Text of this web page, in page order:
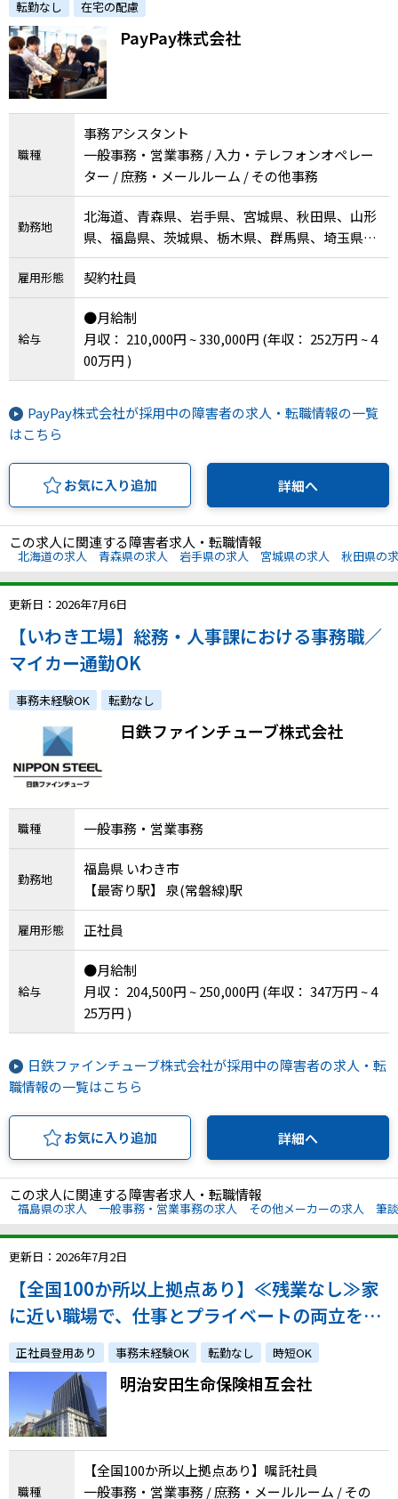
リアを一緒に考えませんか？
転勤なし 在宅の配慮
PayPay株式会社
職種
事務アシスタント
一般事務・営業事務 / 入力・テレフォンオペレー
ター / 庶務・メールルーム / その他事務
勤務地
北海道、青森県、岩手県、宮城県、秋田県、山形
県、福島県、茨城県、栃木県、群馬県、埼玉県、
千葉県、東京都、神奈川県、新潟県、富山県、石
川県、福井県、山梨県、長野県、岐阜県、静岡
県、愛知県、三重県、滋賀県、京都府、大阪府、
兵庫県、奈良県、和歌山県、鳥取県、島根県、岡
山県、広島県、山口県、徳島県、香川県、愛媛
県、高知県、福岡県、佐賀県、長崎県、熊本県、
大分県、宮崎県、鹿児島県、沖縄県
雇用形態 契約社員
給与
●月給制
月収： 210,000円 ~ 330,000円 (年収： 252万円 ~ 4
00万円 )
PayPay株式会社が採用中の障害者の求人・転職情報の一覧
はこちら
お気に入り追加 詳細へ
この求人に関連する障害者求人・転職情報
北海道の求人 青森県の求人 岩手県の求人 宮城県の求人 秋田県の
更新日：2026年7月6日
【いわき工場】総務・人事課における事務職／
マイカー通勤OK
事務未経験OK 転勤なし
日鉄ファインチューブ株式会社
職種 一般事務・営業事務
勤務地
福島県 いわき市
【最寄り駅】 泉(常磐線)駅
雇用形態 正社員
給与
●月給制
月収： 204,500円 ~ 250,000円 (年収： 347万円 ~ 4
25万円 )
日鉄ファインチューブ株式会社が採用中の障害者の求人・転
職情報の一覧はこちら
お気に入り追加 詳細へ
この求人に関連する障害者求人・転職情報
福島県の求人 一般事務・営業事務の求人 その他メーカーの求人 筆
更新日：2026年7月2日
【全国100か所以上拠点あり】≪残業なし≫家
に近い職場で、仕事とプライベートの両立をし
ながら、無理なく働き続けたい方
正社員登用あり 事務未経験OK 転勤なし 時短OK
明治安田生命保険相互会社
職種
【全国100か所以上拠点あり】嘱託社員
一般事務・営業事務 / 庶務・メールルーム / その